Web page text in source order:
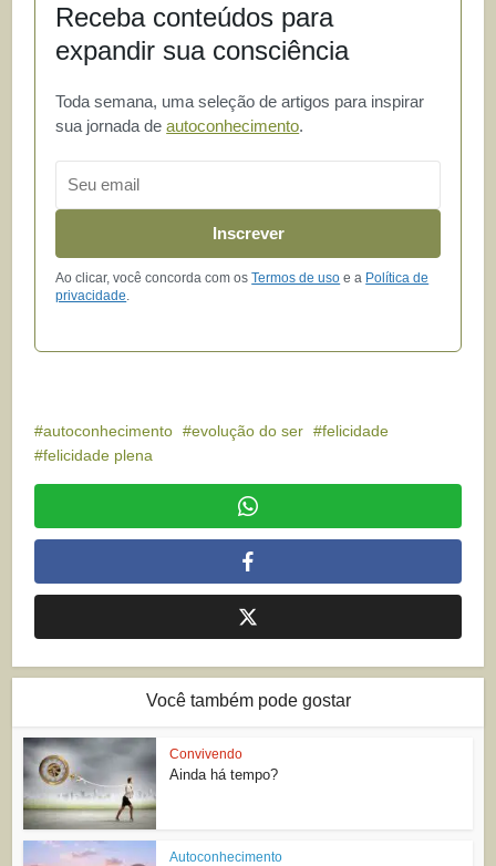
Receba conteúdos para
expandir sua consciência
Toda semana, uma seleção de artigos para inspirar
sua jornada deautoconhecimento.
Inscrever
Ao clicar, você concorda com osTermos de uso e a Política de
privacidade
autoconhecimento evolução do ser
felicidade
felicidade plena
Você também pode gostar
Convivendo
Ainda há tempo?
Autoconhecimento